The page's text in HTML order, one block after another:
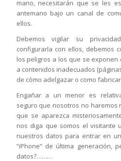
mano, necesitarán que se les
antemano bajo un canal de
ellos.
Debemos vigilar su
configurarla con ellos, debemos
los peligros a los que se
a contenidos inadecuados
de cómo adelgazar o como
Engañar a un menor es
seguro que nosotros no haremos
que se aparezca
nos diga que somos el visitante
nuestros datos para entrar en
“iPhone” de última generación,
datos?………